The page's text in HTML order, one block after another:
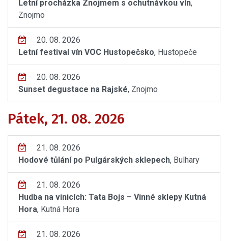
Letní procházka Znojmem s ochutnávkou vín,
Znojmo
20. 08. 2026
Letní festival vín VOC Hustopečsko, Hustopeče
20. 08. 2026
Sunset degustace na Rajské, Znojmo
Pátek, 21. 08. 2026
21. 08. 2026
Hodové tůlání po Pulgárských sklepech, Bulhary
21. 08. 2026
Hudba na vinicích: Tata Bojs – Vinné sklepy Kutná
Hora, Kutná Hora
21. 08. 2026